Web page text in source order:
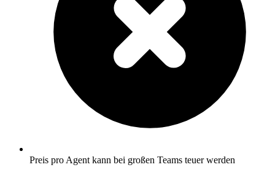
Preis pro Agent kann bei großen Teams teuer werden